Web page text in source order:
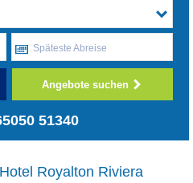
Späteste Abreise
Angebote suchen
51340
Royalton Riviera